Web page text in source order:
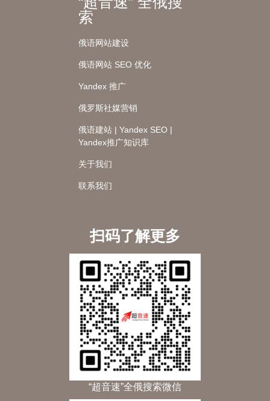
索
俄语网站建设
俄语网站 SEO 优化
Yandex 推广
俄罗斯社媒营销
俄语建站 | Yandex SEO |
Yandex推广知识库
关于我们
联系我们
扫码了解更多
“超音速”全俄搜索微信